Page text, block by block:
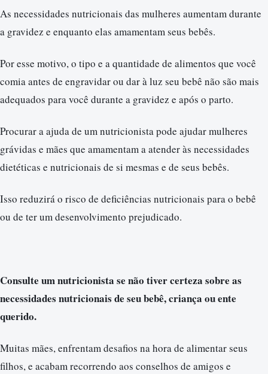
As necessidades nutricionais das mulheres aumentam durante
a gravidez e enquanto elas amamentam seus bebês.
Por esse motivo, o tipo e a quantidade de alimentos que você
comia antes de engravidar ou dar à luz seu bebê não são mais
adequados para você durante a gravidez e após o parto.
Procurar a ajuda de um nutricionista pode ajudar mulheres
grávidas e mães que amamentam a atender às necessidades
dietéticas e nutricionais de si mesmas e de seus bebês.
Isso reduzirá o risco de deficiências nutricionais para o bebê
ou de ter um desenvolvimento prejudicado.
Consulte um nutricionista se não tiver certeza sobre as
necessidades nutricionais de seu bebê, criança ou ente
querido.
Muitas mães, enfrentam desafios na hora de alimentar seus
filhos, e acabam recorrendo aos conselhos de amigos e